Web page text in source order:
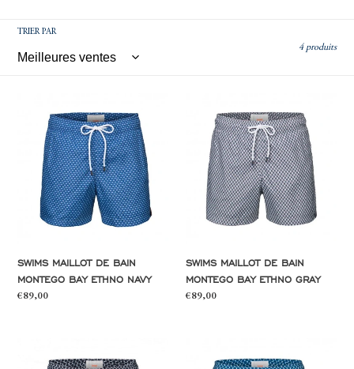
TRIER PAR
4 produits
Montego
Ethno
Navy
SWIMS MAILLOT DE BAIN
MONTEGO BAY ETHNO NAVY
Prix
€89,00
Maillot
Montego
Ethno
SWIMS MAILLOT DE BAIN
MONTEGO BAY ETHNO GRAY
Prix
€89,00
Maillot